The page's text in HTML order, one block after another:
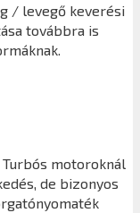
/ levegő keverési
továbbra is
motoroknál
de bizonyos